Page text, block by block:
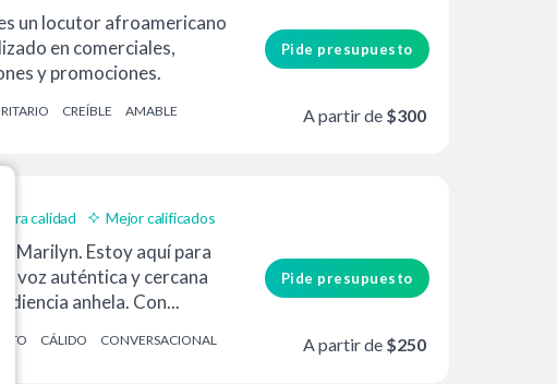
24hun locutor afroamericano
en comerciales,
y promociones.
CREÍBLE AMABLE
Pide presupuesto
A partir de $300
calidad Mejor calificados
Marilyn. Estoy aquí para
la voz auténtica y cercana
anhela. Con...
CÁLIDO CONVERSACIONAL
Pide presupuesto
A partir de $250